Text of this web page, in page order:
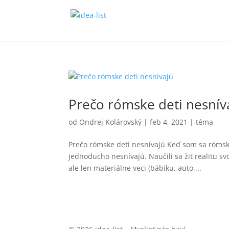
Prečo rómske deti
od Ondrej Kolárovský |feb 4, 2021 |téma
Prečo rómske deti nesnívajú Keď som sa
jednoducho nesnívajú. Naučili sa žiť realitu
ale len materiálne veci (bábiku, auto,...